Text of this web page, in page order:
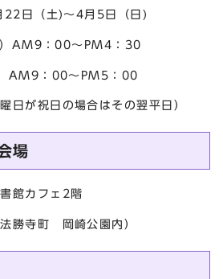
日（土)～4月5日（日)
：00～PM4：30
：00～PM5：00
日が祝日の場合はその翌平日）
場
館カフェ2階
勝寺町 岡崎公園内）